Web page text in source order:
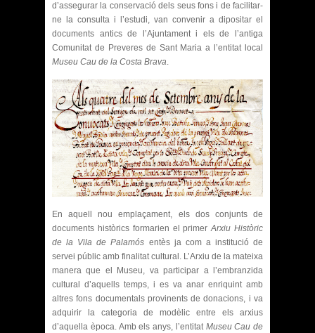
d’assegurar la conservació dels seus fons i de facilitar-
ne la consulta i l’estudi, van convenir a dipositar el
documents antics de l’Ajuntament i els de l’antiga
Comunitat de Preveres de Sant Maria a l’entitat local
Museu Cau de la Costa Brava.
En aquell nou emplaçament, els dos conjunts de
documents històrics formarien el primerArxiu Històric
de la Vila de Palamós entès ja com a institució de
servei públic amb finalitat cultural. L’Arxiu de la mateixa
manera que el Museu, va participar a l’embranzida
cultural d’aquells temps, i es va anar enriquint amb
altres fons documentals provinents de donacions, i va
adquirir la categoria de modèlic entre els arxius
d’aquella època. Amb els anys, l’entitat Museu Cau de